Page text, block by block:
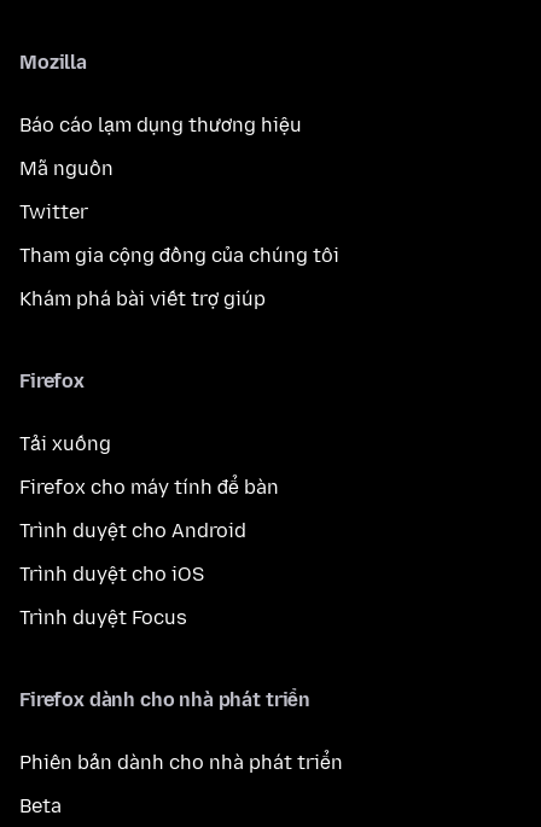
Mozilla
Báo cáo lạm dụng thương hiệu
Mã nguồn
Twitter
Tham gia cộng đồng của chúng tôi
Khám phá bài viết trợ giúp
Firefox
Tải xuống
Firefox cho máy tính để bàn
Trình duyệt cho Android
Trình duyệt cho iOS
Trình duyệt Focus
Firefox dành cho nhà phát triển
Phiên bản dành cho nhà phát triển
Beta